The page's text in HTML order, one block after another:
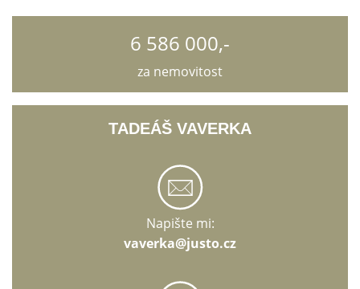
6 586 000,-
za nemovitost
TADEÁŠ VAVERKA
Napište mi:
vaverka@justo.cz